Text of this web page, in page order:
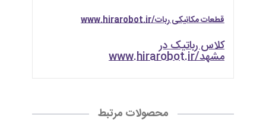
قطعات مکانیکی ربات/www.hirarobot.ir
کلاس رباتیک در
مشهد/www.hirarobot.ir
محصولات مرتبط